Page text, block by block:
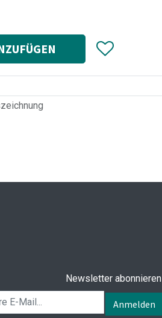
Newsletter abonnieren
Anmelden